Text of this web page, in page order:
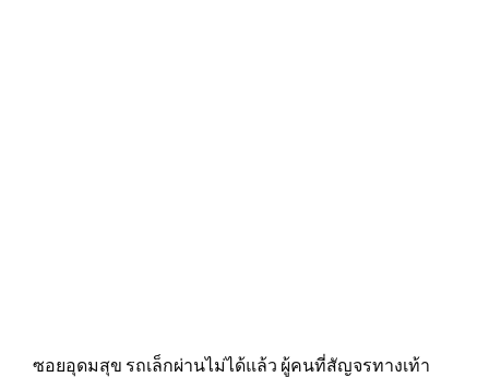
ซอยอุดมสุข รถเล็กผ่านไม่ได้แล้ว ผู้คนที่สัญจรทางเท้า